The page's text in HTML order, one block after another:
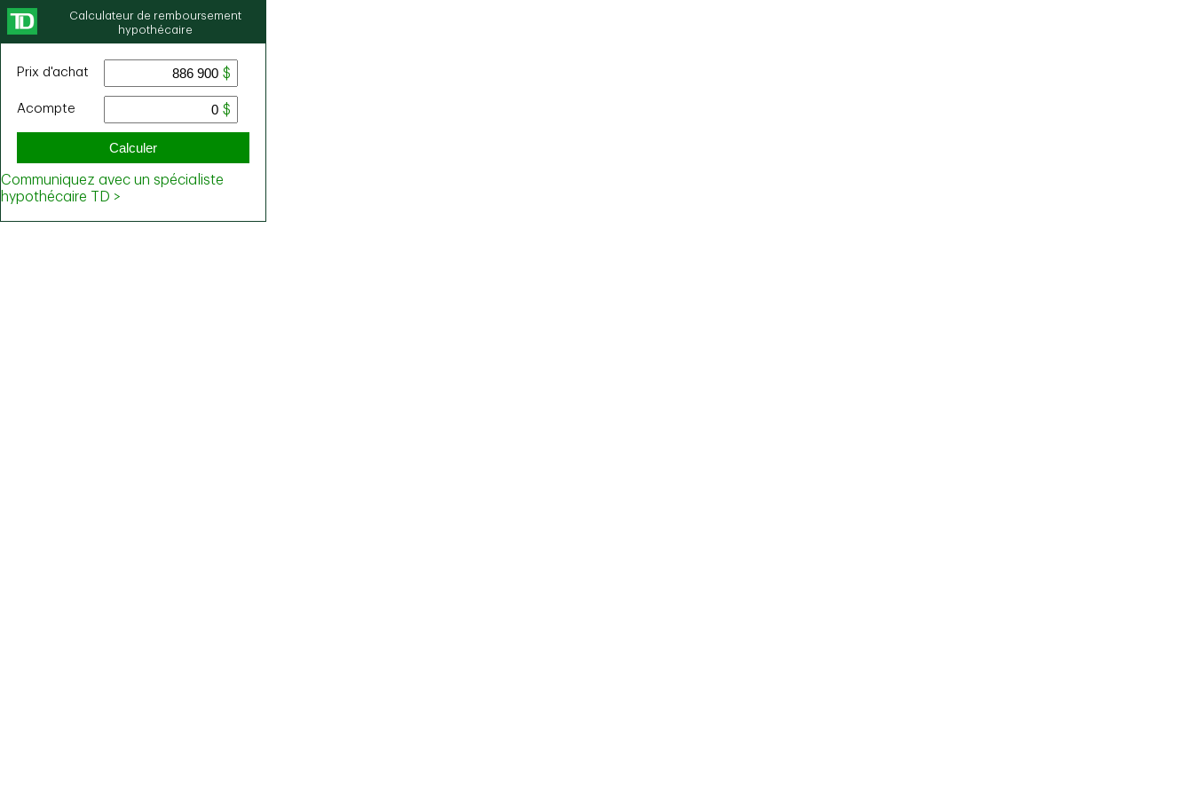
Calculateur de remboursement
hypothécaire
Prix ​​d'achat
Acompte
Calculer
Communiquez avec un spécialiste
hypothécaire TD >